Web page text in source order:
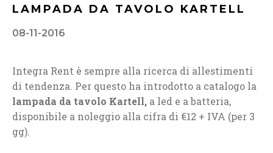
LAMPADA DA TAVOLO KARTELL
08-11-2016
Integra Rent è sempre alla ricerca di allestimenti
di tendenza. Per questo ha introdotto a catalogo la
lampada da tavolo Kartell, a led e a batteria,
disponibile a noleggio alla cifra di €12 + IVA (per 3
gg).